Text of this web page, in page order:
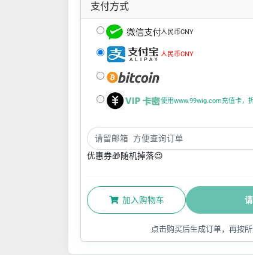
支付方式
人民币CNY
人民币CNY
使用www.99wig.com充值卡，
优惠券🎁随机掉落😍
加入购物车
点击购买后生成订单，再按所